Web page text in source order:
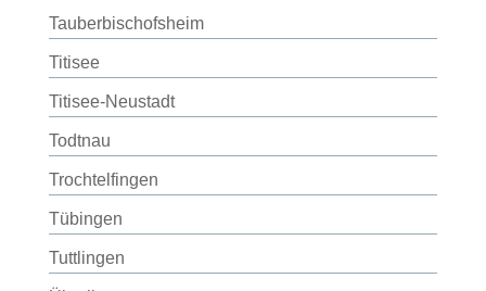
Tauberbischofsheim
Titisee
Titisee-Neustadt
Todtnau
Trochtelfingen
Tübingen
Tuttlingen